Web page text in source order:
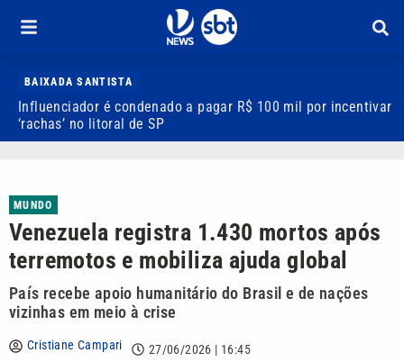
BAIXADA SANTISTA
Influenciador é condenado a pagar R$ 100 mil por incentivar
‘rachas’ no litoral de SP
MUNDO
Venezuela registra 1.430 mortos após
terremotos e mobiliza ajuda global
País recebe apoio humanitário do Brasil e de nações
vizinhas em meio à crise
Cristiane Campari 27/06/2026 | 16:45